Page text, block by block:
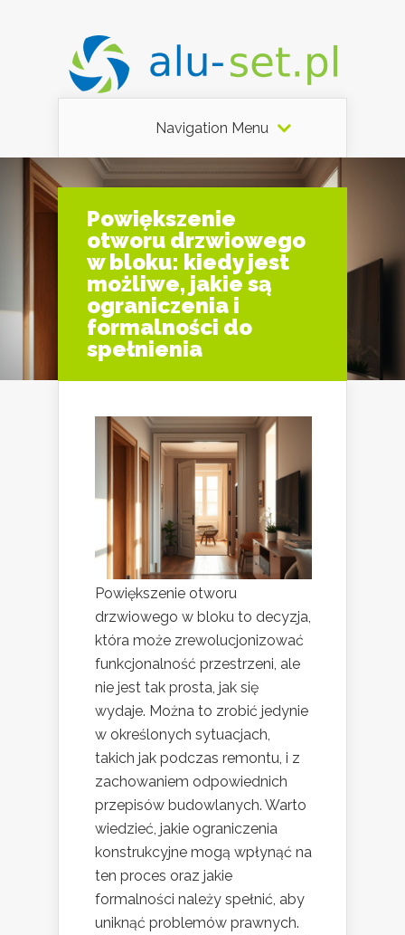
Navigation Menu
Powiększenie
otworu drzwiowego
w bloku: kiedy jest
możliwe, jakie są
ograniczenia i
formalności do
spełnienia
Powiększenie otworu
drzwiowego w bloku to decyzja,
która może zrewolucjonizować
funkcjonalność przestrzeni, ale
nie jest tak prosta, jak się
wydaje. Można to zrobić jedynie
w określonych sytuacjach,
takich jak podczas remontu, i z
zachowaniem odpowiednich
przepisów budowlanych. Warto
wiedzieć, jakie ograniczenia
konstrukcyjne mogą wpłynąć na
ten proces oraz jakie
formalności należy spełnić, aby
uniknąć problemów prawnych.